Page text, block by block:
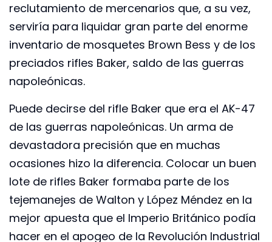
reclutamiento de mercenarios que, a su vez,
serviría para liquidar gran parte del enorme
inventario de mosquetes Brown Bess y de los
preciados rifles Baker, saldo de las guerras
napoleónicas.
Puede decirse del rifle Baker que era el AK-47
de las guerras napoleónicas. Un arma de
devastadora precisión que en muchas
ocasiones hizo la diferencia. Colocar un buen
lote de rifles Baker formaba parte de los
tejemanejes de Walton y López Méndez en la
mejor apuesta que el Imperio Británico podía
hacer en el apogeo de la Revolución Industrial